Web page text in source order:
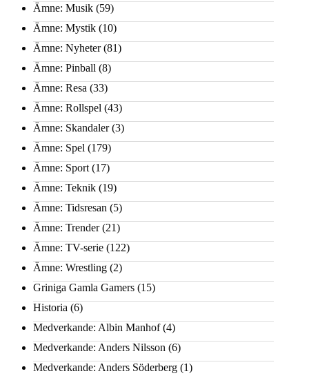
Ämne: Musik (59)
Ämne: Mystik (10)
Ämne: Nyheter(81)
Ämne: Pinball (8)
Ämne: Resa (33)
Ämne: Rollspel (43)
Ämne: Skandaler(3)
Ämne: Spel (179)
Ämne: Sport (17)
Ämne: Teknik (19)
Ämne: Tidsresan (5)
Ämne: Trender(21)
Ämne: TV-serie (122)
Ämne: Wrestling (2)
Griniga Gamla Gamers (15)
Historia (6)
Medverkande: Albin Manhof(4)
Medverkande: Anders Nilsson (6)
Medverkande: Anders Söderberg (1)